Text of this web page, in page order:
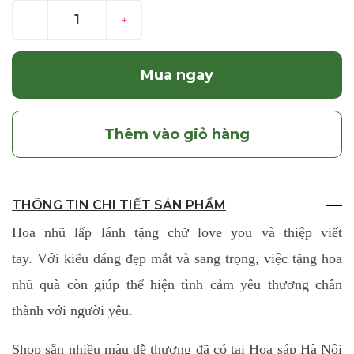
– +
Mua ngay
Thêm vào giỏ hàng
THÔNG TIN CHI TIẾT SẢN PHẨM
Hoa nhũ lấp lánh tặng chữ love you và thiệp viết
tay. Với kiểu dáng đẹp mắt và sang trọng, việc tặng hoa
nhũ quà còn giúp thể hiện tình cảm yêu thương chân
thành với người yêu.
Shop sẵn nhiều màu dễ thương đã có tại Hoa sáp Hà Nội